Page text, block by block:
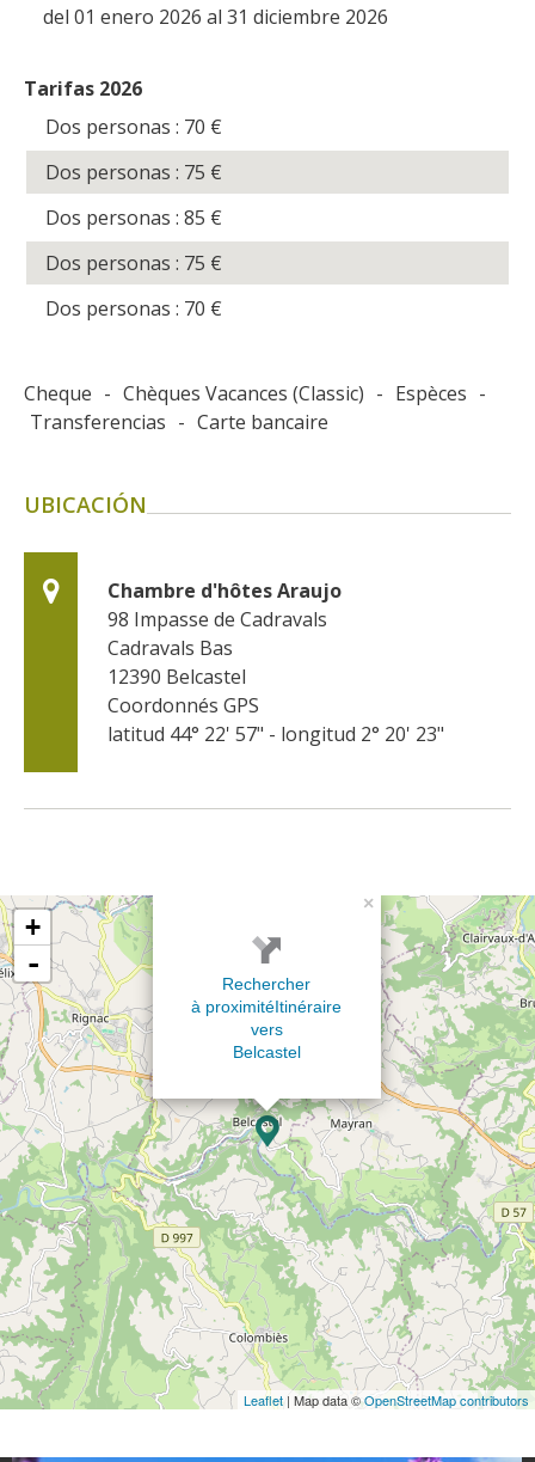
del 01 enero 2026 al 31 diciembre 2026
Tarifas 2026
Dos personas : 70 €
Dos personas : 75 €
Dos personas : 85 €
Dos personas : 75 €
Dos personas : 70 €
Cheque - Chèques Vacances (Classic) - Espèces -
Transferencias - Carte bancaire
UBICACIÓN
Chambre d'hôtes Araujo
98 Impasse de Cadravals
Cadravals Bas
12390 Belcastel
Coordonnés GPS
latitud 44° 22' 57" - longitud 2° 20' 23"
×
Rechercher
à proximitéItinéraire
vers
Belcastel
+
-
Leaflet | Map data ©OpenStreetMap contributors